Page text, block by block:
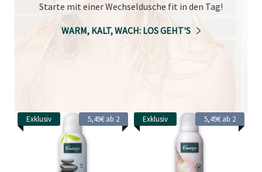
Starte mit einer Wechseldusche fit in den Tag!
WARM, KALT, WACH: LOS GEHT'S
5,49€ ab 2
Exklusiv 5,49€ ab 2
Exklusiv